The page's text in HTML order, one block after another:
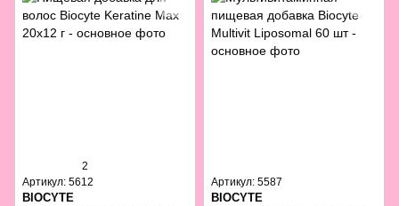
2
Артикул: 5612
BIOCYTE
Артикул: 5587
BIOCYTE